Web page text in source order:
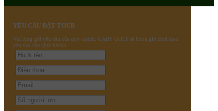
YÊU CẦU ĐẶT TOUR
Vui lòng gửi yêu cầu của quý khách, GABY GOLF sẽ book giờ chơi theo
yêu cầu của Quý khách.